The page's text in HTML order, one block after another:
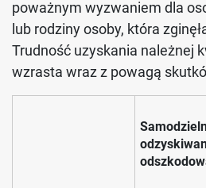
poważnym wyzwaniem dla
lub rodziny osoby, która
Trudność uzyskania należnej
wzrasta wraz z powagą